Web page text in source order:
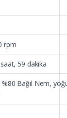
rpm
59 dakika
%80 Bağıl Nem,